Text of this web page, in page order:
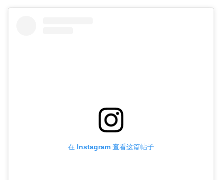
在 Instagram 查看这篇帖子